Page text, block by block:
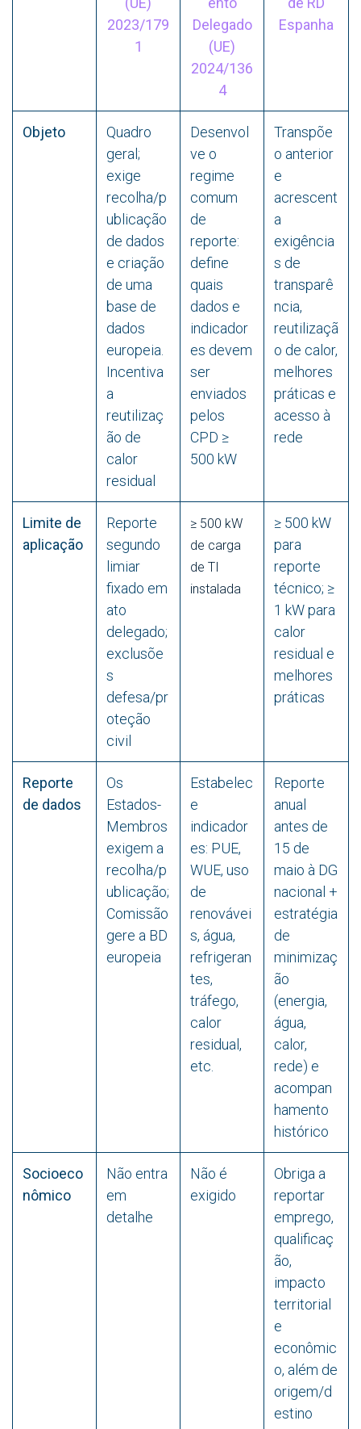
2023/179
1
Delegado
(UE)
2024/136
4
Espanha
Objeto
Quadro
geral;
exige
recolha/p
ublicação
de dados
e criação
de uma
base de
dados
europeia.
Incentiva
a
reutilizaç
ão de
calor
residual
Desenvol
ve o
regime
comum
de
reporte:
define
quais
dados e
indicador
es devem
ser
enviados
pelos
CPD ≥
500 kW
Transpõe
o anterior
e
acrescent
a
exigência
s de
transparê
ncia,
reutilizaçã
o de calor,
melhores
práticas e
acesso à
rede
Limite de
aplicação
Reporte
segundo
limiar
fixado em
ato
delegado;
exclusõe
s
defesa/pr
oteção
civil
≥ 500 kW
de carga
de TI
instalada
≥ 500 kW
para
reporte
técnico; ≥
1 kW para
calor
residual e
melhores
práticas
Reporte
de dados
Os
Estados-
Membros
exigem a
recolha/p
ublicação;
Comissão
gere a BD
europeia
Estabelec
e
indicador
es: PUE,
WUE, uso
de
renovávei
s, água,
refrigeran
tes,
tráfego,
calor
residual,
etc.
Reporte
anual
antes de
15 de
maio à DG
nacional +
estratégia
de
minimizaç
ão
(energia,
água,
calor,
rede) e
acompan
hamento
histórico
Socioeco
nômico
Não entra
em
detalhe
Não é
exigido
Obriga a
reportar
emprego,
qualificaç
ão,
impacto
territorial
e
econômic
o, além de
origem/d
estino